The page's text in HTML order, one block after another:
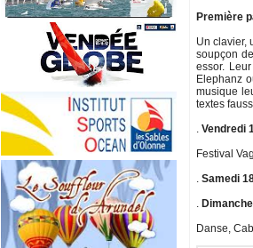
Première
Un clavier,
soupçon
essor.
Elephanz
musique
textes
.Vendredi
Festival
.Samedi
.
Danse,